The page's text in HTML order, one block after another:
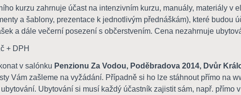
kurzu zahrnuje účast na intenzivním kurzu, manuály, materiály v
a šablony, prezentace k jednotlivým přednáškám), které budou
a dále večerní posezení s občerstvením. Cena nezahrnuje
+ DPH
v salónku Penzionu Za Vodou, Poděbradova 2014, Dvůr
Vám zašleme na vyžádání. Případně si ho lze stáhnout přímo na
Ubytování si musí každý účastník zajistit sám, např. přímo